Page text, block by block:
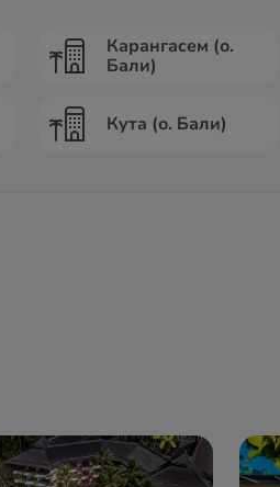
Карангасем (о.
Бали)
Кута (о. Бали)